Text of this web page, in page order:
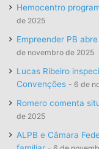
Hemocentro
de 2025
Empreender PB
de novembro de 2025
Lucas Ribeiro
Convenções
6 de
Romero comenta
de 2025
ALPB e Câmara